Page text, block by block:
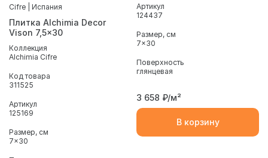
Cifre | Испания
Плитка Alchimia Decor
Vison 7,5x30
Коллекция
Alchimia Cifre
Код товара
311525
Артикул
125169
Размер, см
7x30
Артикул
124437
Размер, см
7x30
Поверхность
глянцевая
3 658 ₽/м²
В корзину